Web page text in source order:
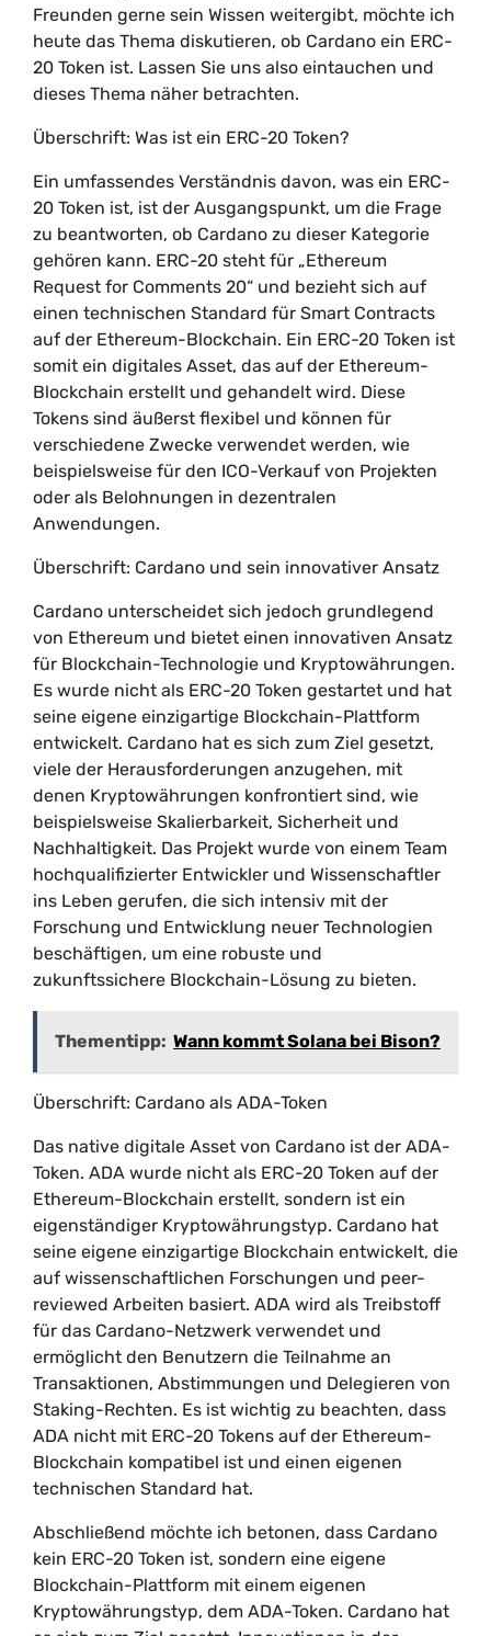
Freunden gerne sein Wissen weitergibt, möchte ich
heute das Thema diskutieren, ob Cardano ein ERC-
20 Token ist. Lassen Sie uns also eintauchen und
dieses Thema näher betrachten.
Überschrift: Was ist ein ERC-20 Token?
Ein umfassendes Verständnis davon, was ein ERC-
20 Token ist, ist der Ausgangspunkt, um die Frage
zu beantworten, ob Cardano zu dieser Kategorie
gehören kann. ERC-20 steht für „Ethereum
Request for Comments 20“ und bezieht sich auf
einen technischen Standard für Smart Contracts
auf der Ethereum-Blockchain. Ein ERC-20 Token ist
somit ein digitales Asset, das auf der Ethereum-
Blockchain erstellt und gehandelt wird. Diese
Tokens sind äußerst flexibel und können für
verschiedene Zwecke verwendet werden, wie
beispielsweise für den ICO-Verkauf von Projekten
oder als Belohnungen in dezentralen
Anwendungen.
Überschrift: Cardano und sein innovativer Ansatz
Cardano unterscheidet sich jedoch grundlegend
von Ethereum und bietet einen innovativen Ansatz
für Blockchain-Technologie und Kryptowährungen.
Es wurde nicht als ERC-20 Token gestartet und hat
seine eigene einzigartige Blockchain-Plattform
entwickelt. Cardano hat es sich zum Ziel gesetzt,
viele der Herausforderungen anzugehen, mit
denen Kryptowährungen konfrontiert sind, wie
beispielsweise Skalierbarkeit, Sicherheit und
Nachhaltigkeit. Das Projekt wurde von einem Team
hochqualifizierter Entwickler und Wissenschaftler
ins Leben gerufen, die sich intensiv mit der
Forschung und Entwicklung neuer Technologien
beschäftigen, um eine robuste und
zukunftssichere Blockchain-Lösung zu bieten.
Thementipp: Wann kommt Solana bei Bison?
Überschrift: Cardano als ADA-Token
Das native digitale Asset von Cardano ist der ADA-
Token. ADA wurde nicht als ERC-20 Token auf der
Ethereum-Blockchain erstellt, sondern ist ein
eigenständiger Kryptowährungstyp. Cardano hat
seine eigene einzigartige Blockchain entwickelt, die
auf wissenschaftlichen Forschungen und peer-
reviewed Arbeiten basiert. ADA wird als Treibstoff
für das Cardano-Netzwerk verwendet und
ermöglicht den Benutzern die Teilnahme an
Transaktionen, Abstimmungen und Delegieren von
Staking-Rechten. Es ist wichtig zu beachten, dass
ADA nicht mit ERC-20 Tokens auf der Ethereum-
Blockchain kompatibel ist und einen eigenen
technischen Standard hat.
Abschließend möchte ich betonen, dass Cardano
kein ERC-20 Token ist, sondern eine eigene
Blockchain-Plattform mit einem eigenen
Kryptowährungstyp, dem ADA-Token. Cardano hat